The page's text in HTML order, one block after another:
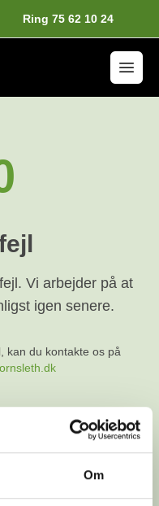
Om
Ring 75 62 10 24
Vi arbejder på at
igen senere.
kan du kontakte os på